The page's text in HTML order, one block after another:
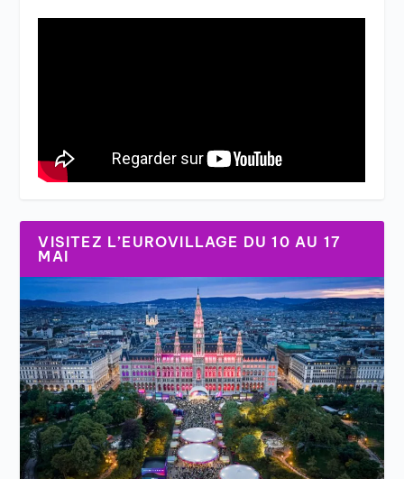
VISITEZ L’EUROVILLAGE DU 10 AU 17
MAI